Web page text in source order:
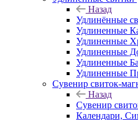
Назад
Удлинённые
Удлиненные
Удлиненные
Удлиненные
Удлиненные
Удлиненные
Сувенир свиток-
Назад
Сувенир
Календари,